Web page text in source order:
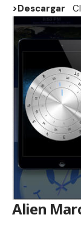
>Descargar
Alien